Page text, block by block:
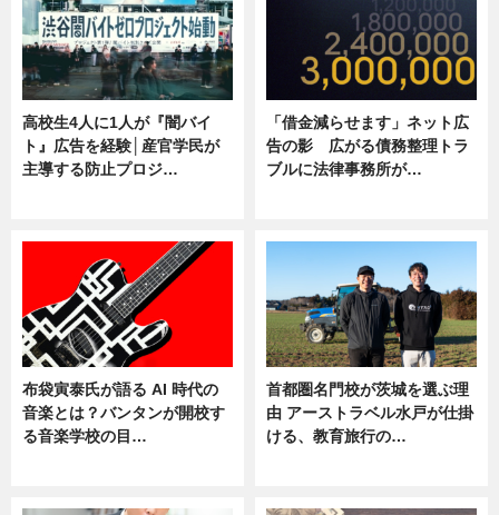
高校生4人に1人が『闇バイ
ト』広告を経験│産官学民が
主導する防止プロジ…
「借金減らせます」ネット広
告の影 広がる債務整理トラ
ブルに法律事務所が…
布袋寅泰氏が語る AI 時代の
音楽とは？バンタンが開校す
る音楽学校の目…
首都圏名門校が茨城を選ぶ理
由 アーストラベル水戸が仕掛
ける、教育旅行の…